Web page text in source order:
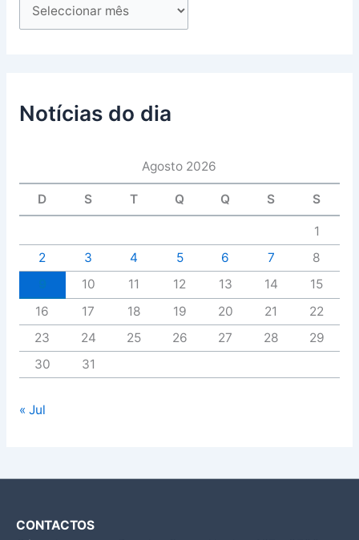
Notícias do dia
Agosto 2026
D S T Q Q S S
1
2
3 4 5 6 7
8
10 11 12 13 14
15
16
17 18 19 20 21
22
23
24 25 26 27 28
29
30
31
« Jul
CONTACTOS